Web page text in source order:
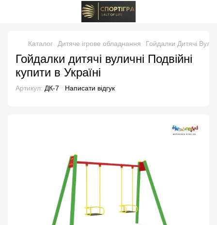
Каталог Дитяче ігрове обладнання Гойдалки Дитячі
Гойдалки дитячі вуличні Подвійні
купити в Україні
Артикул: ДК-7 Написати відгук